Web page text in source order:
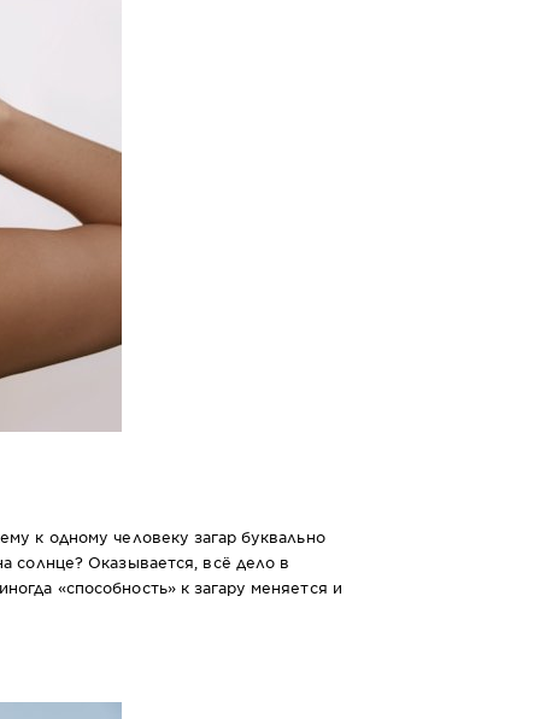
к одному человеку загар буквально
солнце? Оказывается, всё дело в
«способность» к загару меняется и